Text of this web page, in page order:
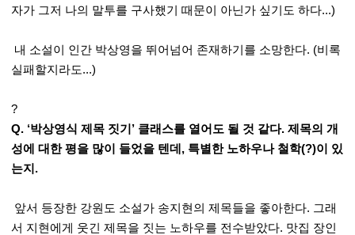
자가 그저 나의 말투를 구사했기 때문이 아닌가 싶기도 하다...)
내 소설이 인간 박상영을 뛰어넘어 존재하기를 소망한다. (비록
실패할지라도...)
?
Q. ‘박상영식 제목 짓기’ 클래스를 열어도 될 것 같다. 제목의 개
성에 대한 평을 많이 들었을 텐데, 특별한 노하우나 철학(?)이 있
는지.
앞서 등장한 강원도 소설가 송지현의 제목들을 좋아한다. 그래
서 지현에게 웃긴 제목을 짓는 노하우를 전수받았다. 맛집 장인